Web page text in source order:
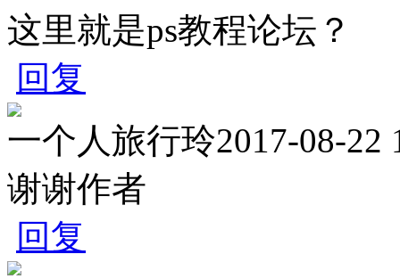
这里就是ps教程论坛？
回复
一个人旅行玲2017-08-22
谢谢作者
回复